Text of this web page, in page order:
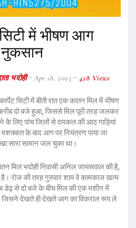
में भीषण आग
भदोही Apr 18, 2025 428 Views
सिटी में बीती रात एक कातन मिल में भीषण
दो बजे हुआ, जिससे मिल पूरी तरह जलकर
के लिए पांच जिलों से दमकल की आठ गाड़ियां
के बाद आग पर नियंत्रण पाया जा
सारा सामान जल चुका था।
मिल भदोही निवासी अनिल जायसवाल की है,
है। रोज की तरह गुरुवार शाम वे कामकाज खत्म
डेढ़ से दो बजे के बीच मिल की एक मशीन में
जिसने देखते ही देखते आग का विकराल रूप ले